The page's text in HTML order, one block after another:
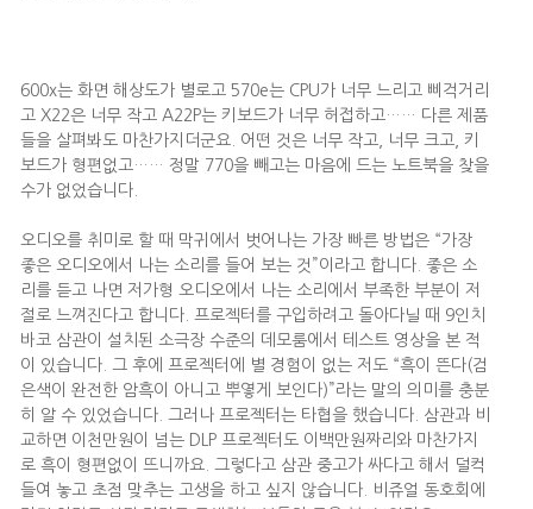
600x는 화면 해상도가 별로고 570e는 CPU가 너무 느리고 삐걱거리
고 X22은 너무 작고 A22P는 키보드가 너무 허접하고…… 다른 제품
들을 살펴봐도 마찬가지더군요. 어떤 것은 너무 작고, 너무 크고, 키
보드가 형편없고…… 정말 770을 빼고는 마음에 드는 노트북을 찾을
수가 없었습니다.
오디오를 취미로 할 때 막귀에서 벗어나는 가장 빠른 방법은 “가장
좋은 오디오에서 나는 소리를 들어 보는 것”이라고 합니다. 좋은 소
리를 듣고 나면 저가형 오디오에서 나는 소리에서 부족한 부분이 저
절로 느껴진다고 합니다. 프로젝터를 구입하려고 돌아다닐 때 9인치
바코 삼관이 설치된 소극장 수준의 데모룸에서 테스트 영상을 본 적
이 있습니다. 그 후에 프로젝터에 별 경험이 없는 저도 “흑이 뜬다(검
은색이 완전한 암흑이 아니고 뿌옇게 보인다)”라는 말의 의미를 충분
히 알 수 있었습니다. 그러나 프로젝터는 타협을 했습니다. 삼관과 비
교하면 이천만원이 넘는 DLP 프로젝터도 이백만원짜리와 마찬가지
로 흑이 형편없이 뜨니까요. 그렇다고 삼관 중고가 싸다고 해서 덜컥
들여 놓고 초점 맞추는 고생을 하고 싶지 않습니다. 비쥬얼 동호회에